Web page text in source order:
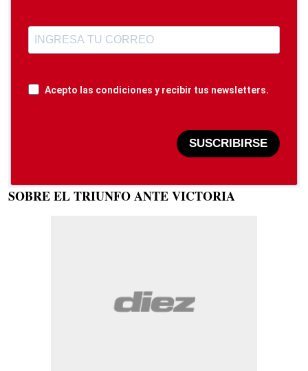
Acepto las condiciones y recibir tus newsletters.
SUSCRIBIRSE
SOBRE EL TRIUNFO ANTE VICTORIA